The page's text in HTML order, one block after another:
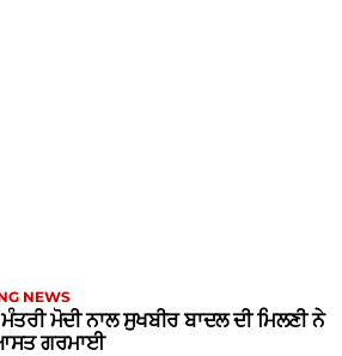
NEWS
ਮੋਦੀ ਨਾਲ ਸੁਖਬੀਰ ਬਾਦਲ ਦੀ ਮਿਲਣੀ ਨੇ
ਗਰਮਾਈ